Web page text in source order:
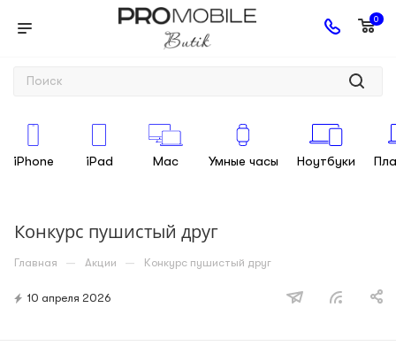
0
iPhone iPad Mac Умные часы Ноутбуки
Конкурс пушистый друг
Главная — Акции — Конкурс пушистый друг
10 апреля 2026